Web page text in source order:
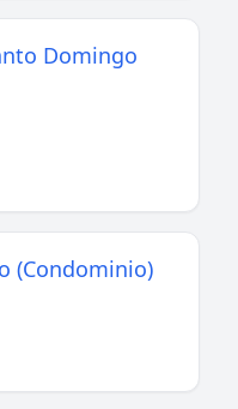
Domingo
(Condominio)